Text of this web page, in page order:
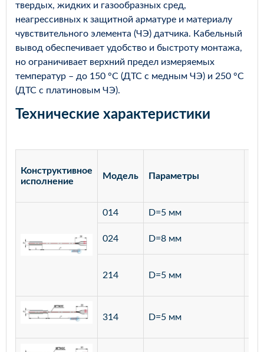
твердых, жидких и газообразных сред,
неагрессивных к защитной арматуре и материалу
чувствительного элемента (ЧЭ) датчика. Кабельный
вывод обеспечивает удобство и быстроту монтажа,
но ограничивает верхний предел измеряемых
температур – до 150 °С (ДТС с медным ЧЭ) и 250 °С
(ДТС с платиновым ЧЭ).
Технические характеристики
Конструктивное
исполнение
Модель Параметры
014 D=5 мм
024 D=8 мм
214 D=5 мм
314 D=5 мм